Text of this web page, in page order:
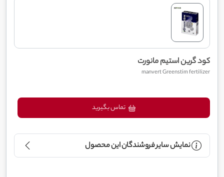
کود گرین استیم مانورت
manvert Greenstim fertilizer
نمایش سایر فروشندگان این محصول